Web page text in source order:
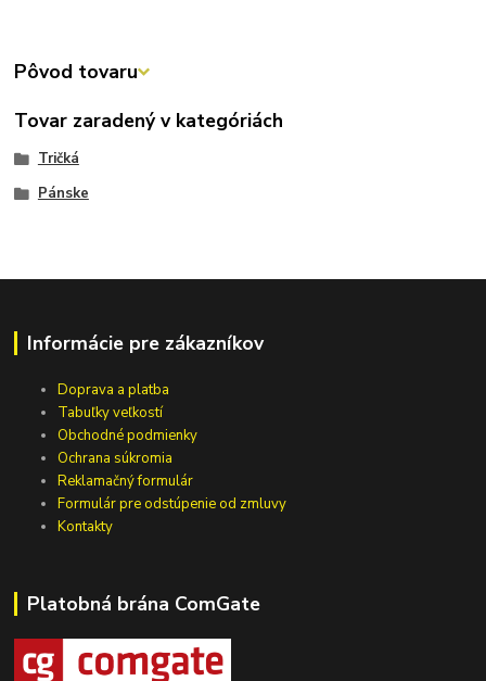
Pôvod tovaru
Tovar zaradený v kategóriách
Tričká
Pánske
Informácie pre zákazníkov
Doprava a platba
Tabuľky veľkostí
Obchodné podmienky
Ochrana súkromia
Reklamačný formulár
Formulár pre odstúpenie od zmluvy
Kontakty
Platobná brána ComGate